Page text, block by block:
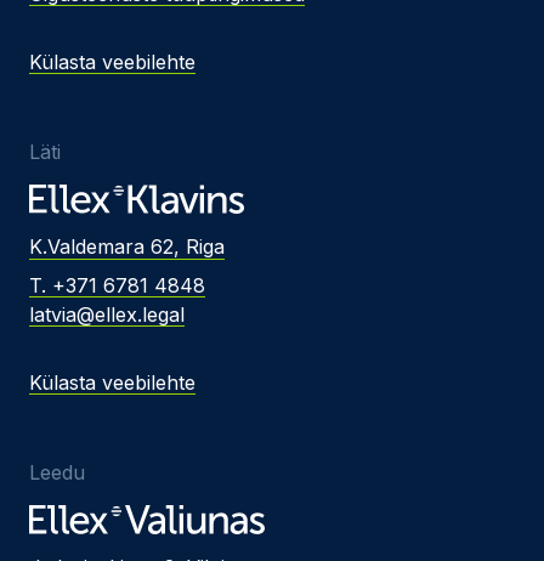
Külasta veebilehte
Läti
K.Valdemara 62, Riga
T. +371 6781 4848
latvia@ellex.legal
Külasta veebilehte
Leedu